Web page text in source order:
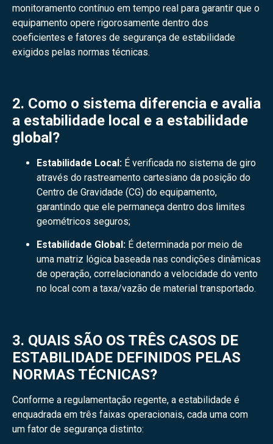
monitoramento contínuo em tempo real para garantir que o
equipamento opere rigorosamente dentro dos
coeficientes e fatores de segurança de estabilidade
exigidos pelas normas técnicas.
2. Como o sistema diferencia e avalia
a estabilidade local e a estabilidade
global?
Estabilidade Local: É verificada no sistema de giro
através do rastreamento cartesiano da posição do
Centro de Gravidade (CG) do equipamento,
garantindo que ele permaneça dentro dos limites
geométricos seguros;
Estabilidade Global: É determinada por meio de
uma matriz lógica baseada nas condições dinâmicas
de operação, correlacionando a velocidade do vento
no local com a taxa/vazão de material transportado.
3. QUAIS SÃO OS TRÊS CASOS DE
ESTABILIDADE DEFINIDOS PELAS
NORMAS TÉCNICAS?
Conforme a regulamentação regente, a estabilidade é
enquadrada em três faixas operacionais, cada uma com
um fator de segurança distinto: